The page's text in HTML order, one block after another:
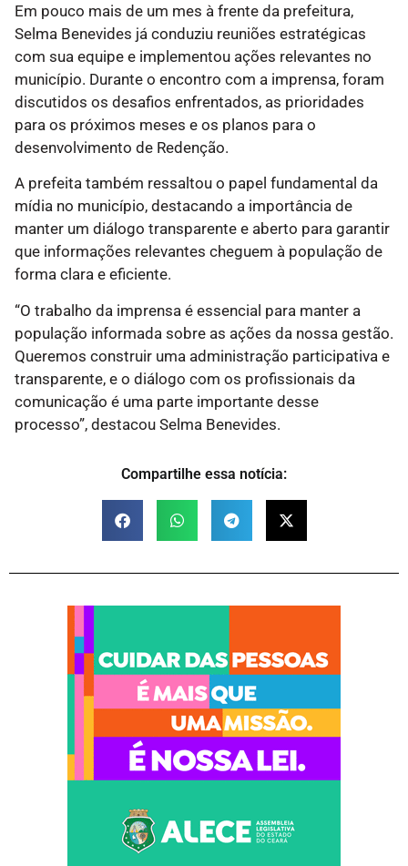
Em pouco mais de um mes à frente da prefeitura,
Selma Benevides já conduziu reuniões estratégicas
com sua equipe e implementou ações relevantes no
município. Durante o encontro com a imprensa, foram
discutidos os desafios enfrentados, as prioridades
para os próximos meses e os planos para o
desenvolvimento de Redenção.
A prefeita também ressaltou o papel fundamental da
mídia no município, destacando a importância de
manter um diálogo transparente e aberto para garantir
que informações relevantes cheguem à população de
forma clara e eficiente.
“O trabalho da imprensa é essencial para manter a
população informada sobre as ações da nossa gestão.
Queremos construir uma administração participativa e
transparente, e o diálogo com os profissionais da
comunicação é uma parte importante desse
processo”, destacou Selma Benevides.
Compartilhe essa notícia: